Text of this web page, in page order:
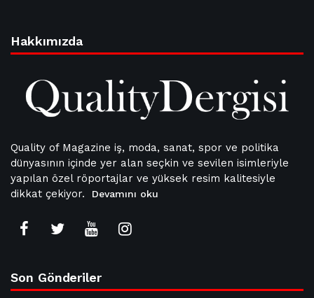
Hakkımızda
Quality of Magazine iş, moda, sanat, spor ve politika
dünyasının içinde yer alan seçkin ve sevilen isimleriyle
yapılan özel röportajlar ve yüksek resim kalitesiyle
dikkat çekiyor.
Devamını oku
Son Gönderiler